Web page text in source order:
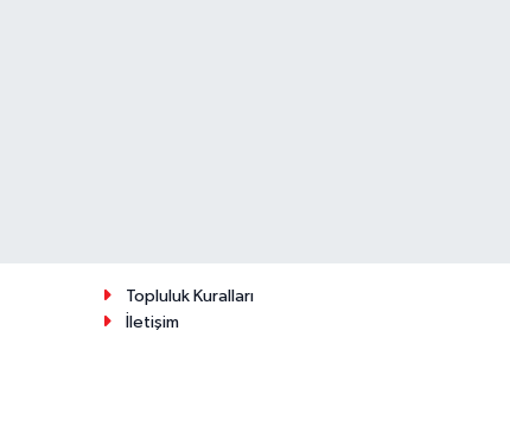
Topluluk Kuralları
İletişim